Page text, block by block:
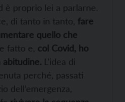
è proprio lei a parlarne.
di tanto in tanto, fare
quello che
fatto e, col Covid, ho
abitudine. L’idea di
perché, passati
dell’emergenza,